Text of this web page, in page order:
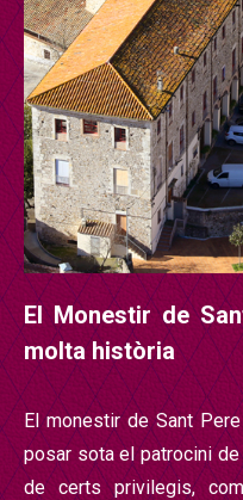
El Monestir de
molta història
El monestir de Sant
posar sota el patrocini
de certs privilegis,